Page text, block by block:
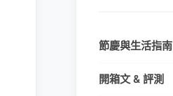
節慶與生活指南
開箱文 & 評測